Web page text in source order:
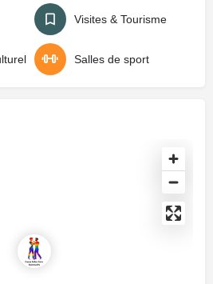
Visites & Tourisme
Salles de sport